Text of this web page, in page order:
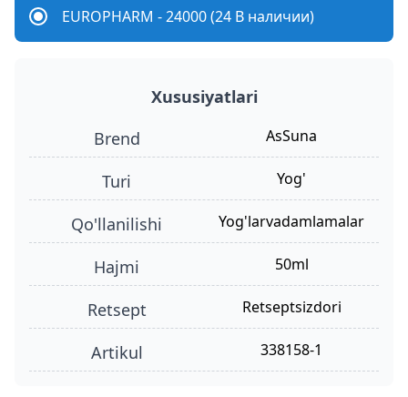
EUROPHARM - 24000 (24 В наличии)
Xususiyatlari
Brend
AsSuna
turi yog'
qo'llanilishi yog'larvadamlamalar
hajmi 50ml
retsept retseptsizdori
Artikul 338158-1